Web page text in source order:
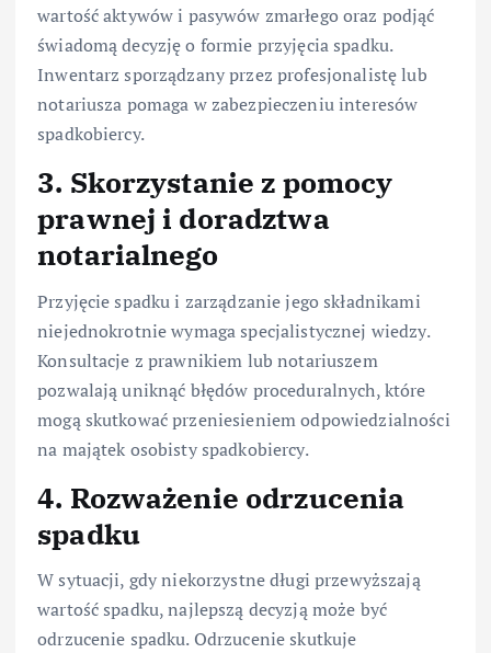
wartość aktywów i pasywów zmarłego oraz podjąć
świadomą decyzję o formie przyjęcia spadku.
Inwentarz sporządzany przez profesjonalistę lub
notariusza pomaga w zabezpieczeniu interesów
spadkobiercy.
3. Skorzystanie z pomocy
prawnej i doradztwa
notarialnego
Przyjęcie spadku i zarządzanie jego składnikami
niejednokrotnie wymaga specjalistycznej wiedzy.
Konsultacje z prawnikiem lub notariuszem
pozwalają uniknąć błędów proceduralnych, które
mogą skutkować przeniesieniem odpowiedzialności
na majątek osobisty spadkobiercy.
4. Rozważenie odrzucenia
spadku
W sytuacji, gdy niekorzystne długi przewyższają
wartość spadku, najlepszą decyzją może być
odrzucenie spadku. Odrzucenie skutkuje